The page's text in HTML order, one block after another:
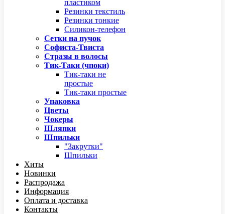
пластиком
Резинки текстиль
Резинки тонкие
Силикон-телефон
Сетки на пучок
Софиста-Твиста
Стразы в волосы
Тик-Таки (чпоки)
Тик-таки не
простые
Тик-таки простые
Упаковка
Цветы
Чокеры
Шляпки
Шпильки
"Закрутки"
Шпильки
Хиты
Новинки
Распродажа
Информация
Оплата и доставка
Контакты